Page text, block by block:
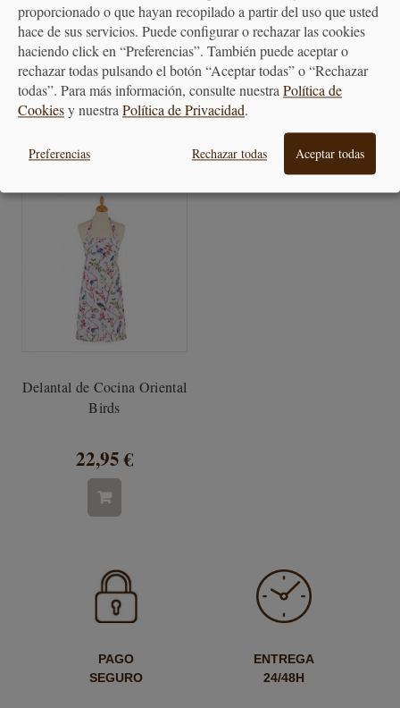
Manopla para Horno Oriental
Birds
14,90 €
Tea Cosy/Cubretetera Oriental
Birds
16,25 €
Delantal de Cocina Oriental
Birds
22,95 €
PAGO
SEGURO
ENTREGA
24/48H
proporcionado o que hayan recopilado a partir del uso que usted
hace de sus servicios. Puede configurar o rechazar las cookies
haciendo click en “Preferencias”. También puede aceptar o
rechazar todas pulsando el botón “Aceptar todas” o “Rechazar
todas”. Para más información, consulte nuestraPolítica de
Cookiesy nuestraPolítica de Privacidad.
Preferencias Rechazar todas Aceptar todas